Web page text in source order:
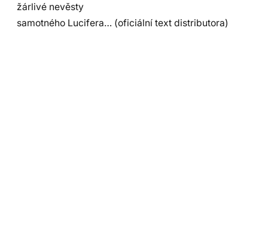
žárlivé nevěsty
samotného Lucifera… (oficiální text distributora)